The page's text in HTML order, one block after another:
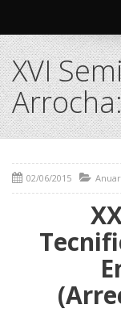
XVI
02/06/2015